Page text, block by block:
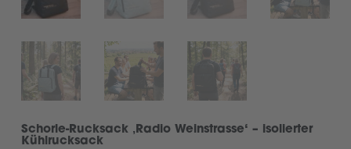
Schorle-Rucksack ‚Radio Weinstrasse‘ – isolierter
Kühlrucksack